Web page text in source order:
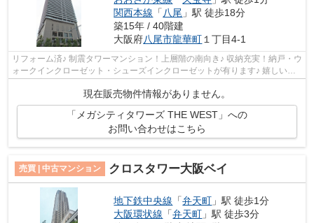
関西本線 「八尾 」駅 徒歩18分
築15年 / 40階建
大阪府八尾市龍華町１丁目4-1
リフォーム済♪ 制震タワーマンション！上層階の南向き♪ 収納充実！納戸・ウ
ォークインクローゼット・シューズインクローゼットが有ります♪ 嬉しいペ
ット飼育可能(管理規約による制限有...
現在販売物件情報がありません。
「メガシティタワーズ THE WEST」への
お問い合わせはこちら
売買 | 中古マンション クロスタワー大阪ベイ
地下鉄中央線 「弁天町 」駅 徒歩1分
大阪環状線 「弁天町 」駅 徒歩3分